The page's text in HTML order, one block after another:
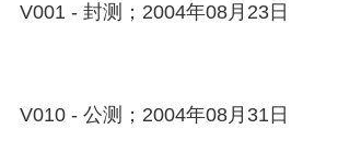
V001 - 封测；2004年08月23日
V010 - 公测；2004年08月31日